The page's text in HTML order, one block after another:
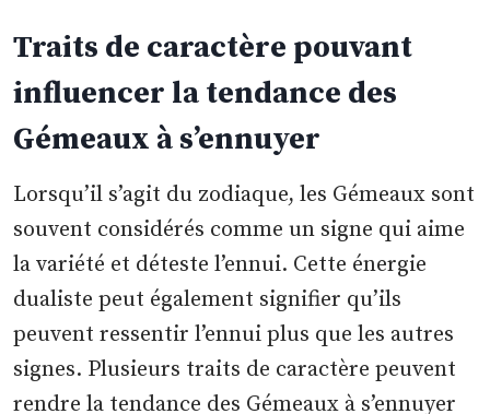
Traits de caractère pouvant
influencer la tendance des
Gémeaux à s’ennuyer
Lorsqu’il s’agit du zodiaque, les Gémeaux sont
souvent considérés comme un signe qui aime
la variété et déteste l’ennui. Cette énergie
dualiste peut également signifier qu’ils
peuvent ressentir l’ennui plus que les autres
signes. Plusieurs traits de caractère peuvent
rendre la tendance des Gémeaux à s’ennuyer